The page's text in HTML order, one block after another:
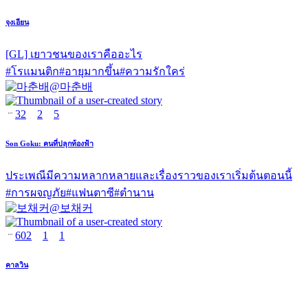
จุงเอียน
[GL] เยาวชนของเราคืออะไร
#โรแมนติก#อายุมากขึ้น#ความรักใคร่
@마춘배
32 2 5
Son Goku: คนที่ปลุกท้องฟ้า
ประเพณีมีความหลากหลายและเรื่องราวของเราเริ่มต้นตอนนี้
#การผจญภัย#แฟนตาซี#ตำนาน
@ 보채커
602 1 1
คาลวิน